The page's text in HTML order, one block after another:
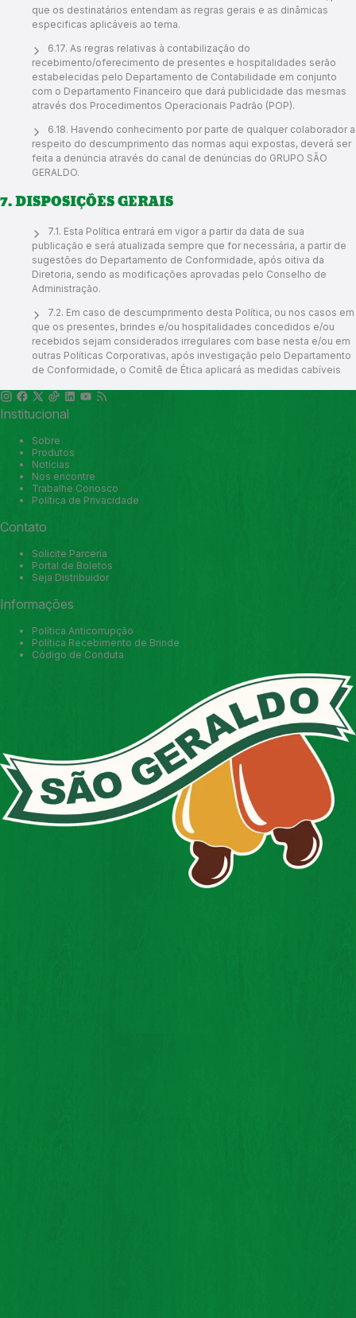
que os destinatários entendam as regras gerais e as dinâmicas
especificas aplicáveis ao tema.
6.17. As regras relativas à contabilização do
recebimento/oferecimento de presentes e hospitalidades serão
estabelecidas pelo Departamento de Contabilidade em conjunto
com o Departamento Financeiro que dará publicidade das mesmas
através dos Procedimentos Operacionais Padrão (POP).
6.18. Havendo conhecimento por parte de qualquer colaborador a
respeito do descumprimento das normas aqui expostas, deverá ser
feita a denúncia através do canal de denúncias do GRUPO SÃO
GERALDO.
7. DISPOSIÇÕES GERAIS
7.1. Esta Política entrará em vigor a partir da data de sua
publicação e será atualizada sempre que for necessária, a partir de
sugestões do Departamento de Conformidade, após oitiva da
Diretoria, sendo as modificações aprovadas pelo Conselho de
Administração.
7.2. Em caso de descumprimento desta Política, ou nos casos em
que os presentes, brindes e/ou hospitalidades concedidos e/ou
recebidos sejam considerados irregulares com base nesta e/ou em
outras Políticas Corporativas, após investigação pelo Departamento
de Conformidade, o Comitê de Ética aplicará as medidas cabíveis
Institucional
Sobre
Produtos
Notícias
Nos encontre
Trabalhe Conosco
Política de Privacidade
Contato
Solicite Parceria
Portal de Boletos
Seja Distribuidor
Informações
Política Anticorrupção
Política Recebimento de Brinde
Código de Conduta